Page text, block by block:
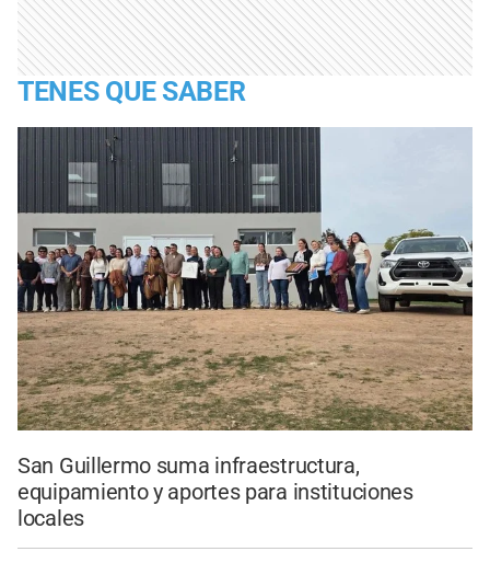
TENES QUE SABER
San Guillermo suma infraestructura,
equipamiento y aportes para instituciones
locales